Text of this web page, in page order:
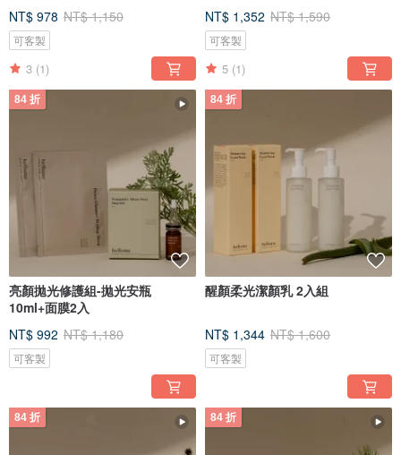
NT$ 978 NT$ 1,150
可客製
3 (1)
NT$ 1,352 NT$ 1,590
可客製
5 (1)
84 折
亮顏拋光修護組-拋光安瓶
10ml+面膜2入
NT$ 992 NT$ 1,180
可客製
84 折
醒顏柔光潔顏乳 2入組
NT$ 1,344 NT$ 1,600
可客製
84 折 84 折